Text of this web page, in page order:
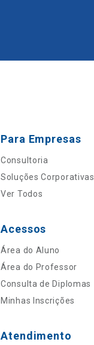
Para Empresas
Consultoria
Soluções Corporativas
Ver Todos
Acessos
Área do Aluno
Área do Professor
Consulta de Diplomas
Minhas Inscrições
Atendimento